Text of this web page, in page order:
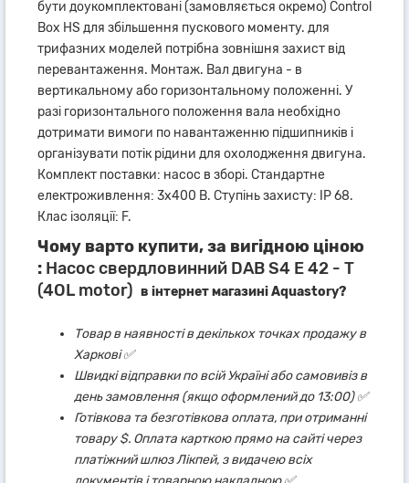
бути доукомплектовані (замовляється окремо) Control
Box HS для збільшення пускового моменту. для
трифазних моделей потрібна зовнішня захист від
перевантаження. Монтаж. Вал двигуна - в
вертикальному або горизонтальному положенні. У
разі горизонтального положення вала необхідно
дотримати вимоги по навантаженню підшипників і
організувати потік рідини для охолодження двигуна.
Комплект поставки: насос в зборі. Стандартне
електроживлення: 3x400 В. Ступінь захисту: IP 68.
Клас ізоляції: F.
Чому варто купити, за вигідною ціною
: Насос свердловинний DAB S4 E 42 - T
(4OL motor) в інтернет магазині Aquastory?
Товар в наявності в декількох точках продажу в
Харкові ✅
Швидкі відправки по всій Україні або самовивіз в
день замовлення (якщо оформлений до 13:00) ✅
Готівкова та безготівкова оплата, при отриманні
товару $. Оплата карткою прямо на сайті через
платіжний шлюз Лікпей, з видачею всіх